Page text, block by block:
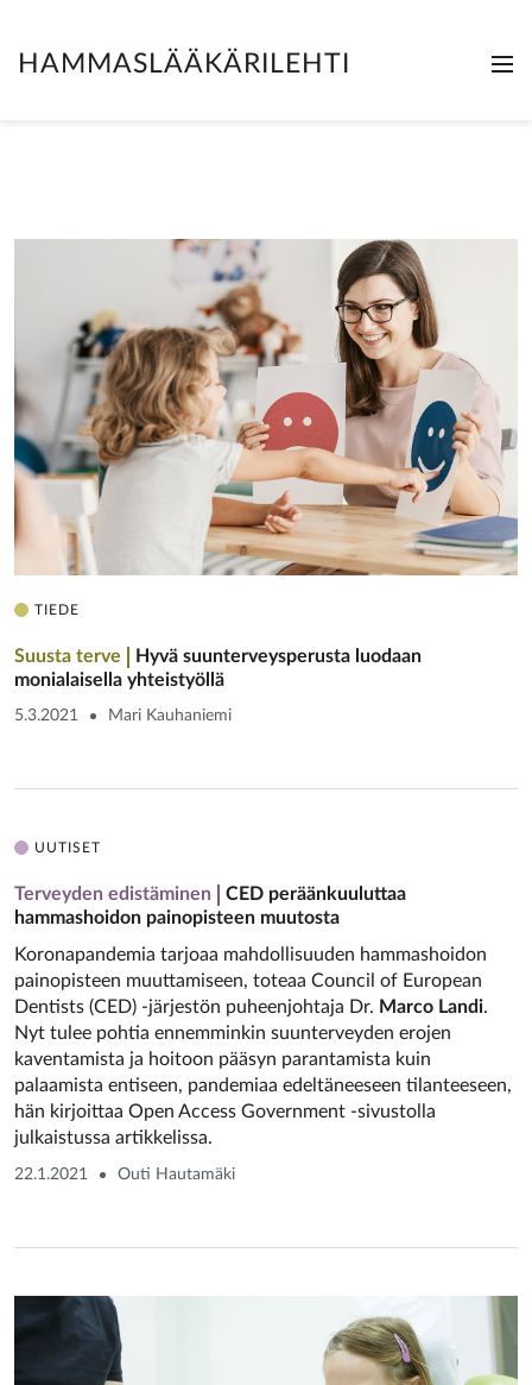
HAMMASLÄÄKÄRILEHTI
TIEDE
Suusta terve
Hyvä suunterveysperusta luodaan
monialaisella yhteistyöllä
5.3.2021 Mari Kauhaniemi
UUTISET
Terveyden edistäminen
CED peräänkuuluttaa
hammashoidon painopisteen muutosta
Koronapandemia tarjoaa mahdollisuuden hammashoidon
painopisteen muuttamiseen, toteaa Council of European
Dentists (CED) -järjestön puheenjohtaja Dr. Marco Landi.
Nyt tulee pohtia ennemminkin suunterveyden erojen
kaventamista ja hoitoon pääsyn parantamista kuin
palaamista entiseen, pandemiaa edeltäneeseen tilanteeseen,
hän kirjoittaa Open Access Government -sivustolla
julkaistussa artikkelissa.
22.1.2021 Outi Hautamäki